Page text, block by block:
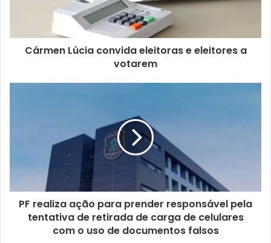
e
Cármen Lúcia convida eleitoras e eleitores a
votarem
PF realiza ação para prender responsável pela
tentativa de retirada de carga de celulares
com o uso de documentos falsos